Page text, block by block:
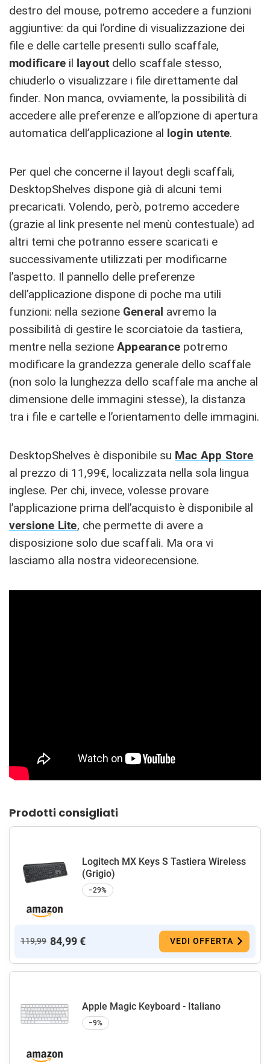
destro del mouse, potremo accedere a funzioni
aggiuntive: da qui l’ordine di visualizzazione dei
file e delle cartelle presenti sullo scaffale,
modificare il layout dello scaffale stesso,
chiuderlo o visualizzare i file direttamente dal
finder. Non manca, ovviamente, la possibilità di
accedere alle preferenze e all’opzione di apertura
automatica dell’applicazione al login utente.
Per quel che concerne il layout degli scaffali,
DesktopShelves dispone già di alcuni temi
precaricati. Volendo, però, potremo accedere
(grazie al link presente nel menù contestuale) ad
altri temi che potranno essere scaricati e
successivamente utilizzati per modificarne
l’aspetto. Il pannello delle preferenze
dell’applicazione dispone di poche ma utili
funzioni: nella sezione General avremo la
possibilità di gestire le scorciatoie da tastiera,
mentre nella sezione Appearance potremo
modificare la grandezza generale dello scaffale
(non solo la lunghezza dello scaffale ma anche al
dimensione delle immagini stesse), la distanza
tra i file e cartelle e l’orientamento delle immagini.
DesktopShelves è disponibile su Mac App Store
al prezzo di 11,99€, localizzata nella sola lingua
inglese. Per chi, invece, volesse provare
l’applicazione prima dell’acquisto è disponibile al
versione Lite, che permette di avere a
disposizione solo due scaffali. Ma ora vi
lasciamo alla nostra videorecensione.
Prodotti consigliati
Logitech MX Keys S Tastiera Wireless
(Grigio)
−29%
119,99 84,99 € VEDI OFFERTA
Apple Magic Keyboard - Italiano ​​​​​​​
−9%